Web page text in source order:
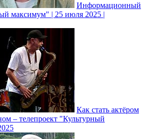
Информационный
максимум" | 25 июля 2025 |
Как стать актёром
– телепроект "Культурный